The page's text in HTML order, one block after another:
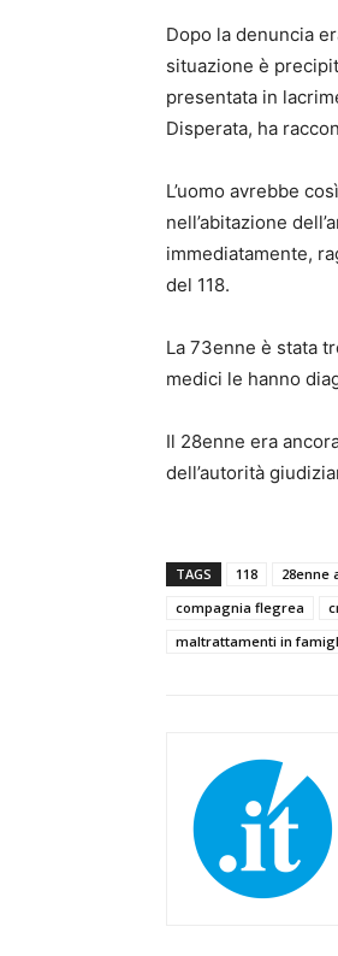
Dopo la denuncia
situazione è
presentata in
Disperata, ha
L’uomo avrebbe
nell’abitazione
immediatamente,
del 118.
La 73enne è stata
medici le hanno
Il 28enne era
dell’autorità
TAGS 118 28enne
compagnia flegrea
maltrattamenti in